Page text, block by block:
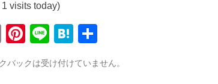
visits today)
E
ail
Pi
er
Li
e
H
e
バックは受け付けていません。